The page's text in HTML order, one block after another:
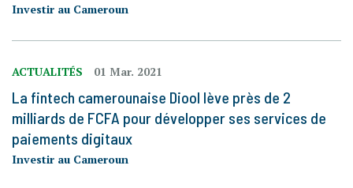
Investir au Cameroun
ACTUALITÉS 01 Mar. 2021
La fintech camerounaise Diool lève près de 2
milliards de FCFA pour développer ses services de
paiements digitaux
Investir au Cameroun